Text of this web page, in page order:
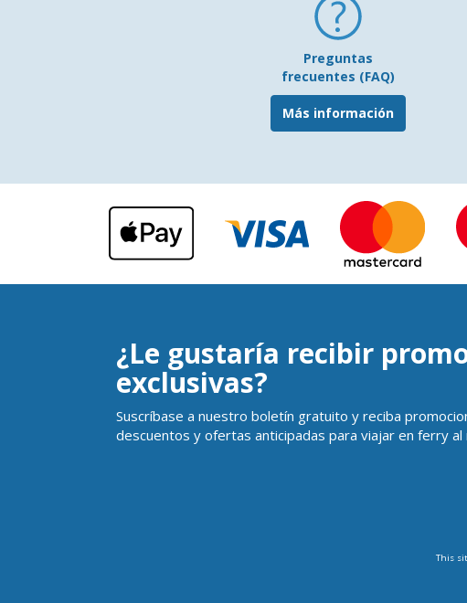
Preguntas
frecuentes (FAQ)
Más información
¿Le gustaría recibir
exclusivas?
Suscríbase a nuestro boletín gratuito y reciba
descuentos y ofertas anticipadas para viajar en ferry al
This